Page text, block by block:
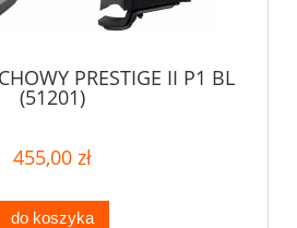
PRESTIGE II P1 BL
(51201)
455,00 zł
do koszyka